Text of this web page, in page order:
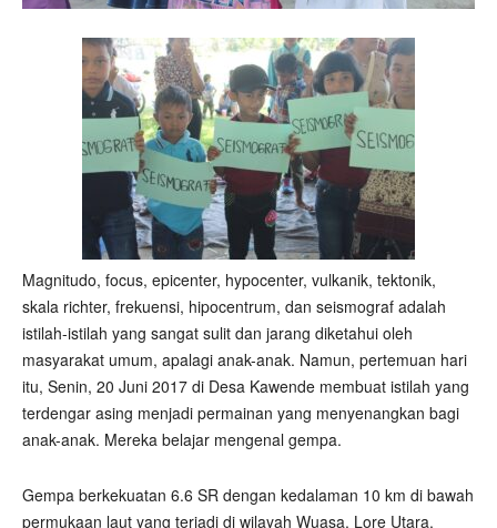
Magnitudo, focus, epicenter, hypocenter, vulkanik, tektonik,
skala richter, frekuensi, hipocentrum, dan seismograf adalah
istilah-istilah yang sangat sulit dan jarang diketahui oleh
masyarakat umum, apalagi anak-anak. Namun, pertemuan hari
itu, Senin, 20 Juni 2017 di Desa Kawende membuat istilah yang
terdengar asing menjadi permainan yang menyenangkan bagi
anak-anak. Mereka belajar mengenal gempa.
Gempa berkekuatan 6.6 SR dengan kedalaman 10 km di bawah
permukaan laut yang terjadi di wilayah Wuasa, Lore Utara,